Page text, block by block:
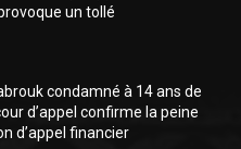
un tollé
condamné à 14 ans de
d’appel confirme la peine
d’appel financier